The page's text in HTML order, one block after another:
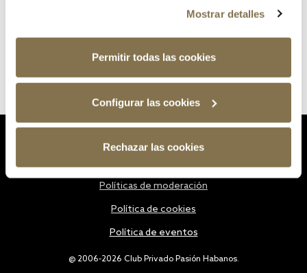
Mostrar detalles
Permitir todas las cookies
Configurar las cookies
Rechazar las cookies
@ 2006-2026 Club Privado Pasión Habanos.
Políticas de moderación
Política de cookies
Política de eventos